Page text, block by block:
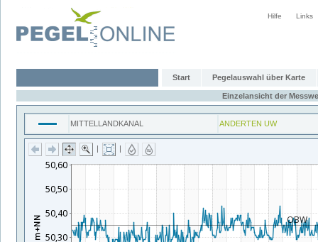
Hilfe Links
Start Pegelauswahl über Karte
Einzelansicht der
MITTELLANDKANAL ANDERTEN UW
| |